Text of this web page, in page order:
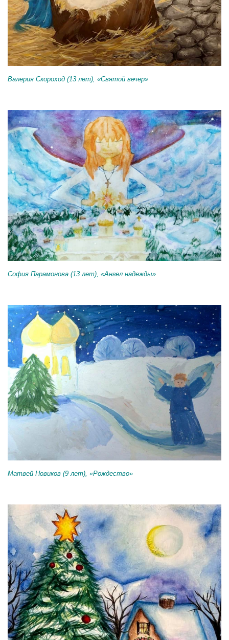
Валерия Скороход (13 лет), «Святой вечер»
София Парамонова (13 лет), «Ангел надежды»
Матвей Новиков (9 лет), «Рождество»